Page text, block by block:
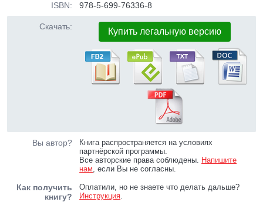
ISBN: 978-5-699-76336-8
Скачать: Купить легальную версию
Вы автор?
Книга распространяется на условиях
партнёрской программы.
Все авторские права соблюдены. Напишите
нам, если Вы не согласны.
Как получить
книгу?
Оплатили, но не знаете что делать дальше?
Инструкция.